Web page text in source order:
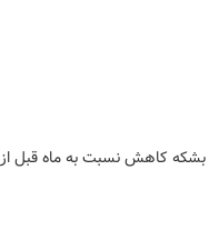
اوپک گفتند، تولید نفت عربستان در ماه جولای با حدود ۲۰۰ هزار بشکه کاهش نسبت به ماه قبل از